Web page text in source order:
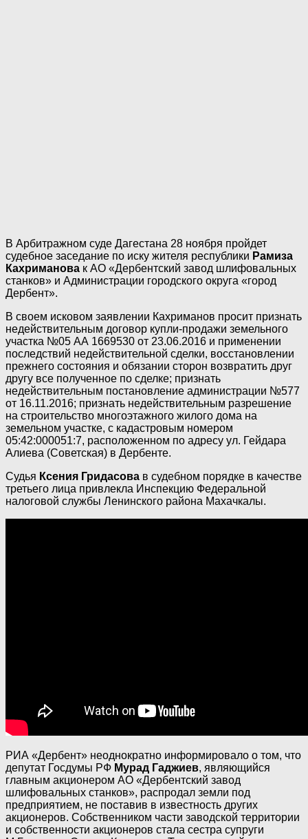
В Арбитражном суде Дагестана 28 ноября пройдет
судебное заседание по иску жителя республики Рамиза
Кахриманова к АО «Дербентский завод шлифовальных
станков» и Администрации городского округа «город
Дербент».
В своем исковом заявлении Кахриманов просит признать
недействительным договор купли-продажи земельного
участка №05 АА 1669530 от 23.06.2016 и применении
последствий недействительной сделки, восстановлении
прежнего состояния и обязании сторон возвратить друг
другу все полученное по сделке; признать
недействительным постановление администрации №577
от 16.11.2016; признать недействительным разрешение
на строительство многоэтажного жилого дома на
земельном участке, с кадастровым номером
05:42:000051:7, расположенном по адресу ул. Гейдара
Алиева (Советская) в Дербенте.
Судья Ксения Гридасова в судебном порядке в качестве
третьего лица привлекла Инспекцию Федеральной
налоговой службы Ленинского района Махачкалы.
РИА «Дербент» неоднократно информировало о том, что
депутат Госдумы РФ Мурад Гаджиев, являющийся
главным акционером АО «Дербентский завод
шлифовальных станков», распродал земли под
предприятием, не поставив в известность других
акционеров. Собственником части заводской территории
и собственности акционеров стала сестра супруги